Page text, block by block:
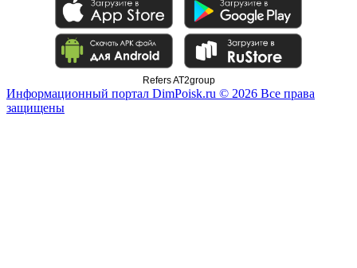
Refers AT2group
Информационный портал DimPoisk.ru © 2026 Все права
защищены